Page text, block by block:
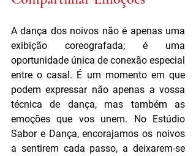
A dança dos noivos não é apenas uma
exibição coreografada; é uma
oportunidade única de conexão especial
entre o casal. É um momento em que
podem expressar não apenas a vossa
técnica de dança, mas também as
emoções que vos unem. No Estúdio
Sabor e Dança, encorajamos os noivos
a sentirem cada passo, a deixarem-se